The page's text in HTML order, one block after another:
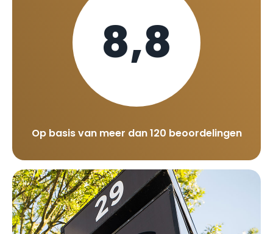
8,8
Op basis van meer dan 120 beoordelingen